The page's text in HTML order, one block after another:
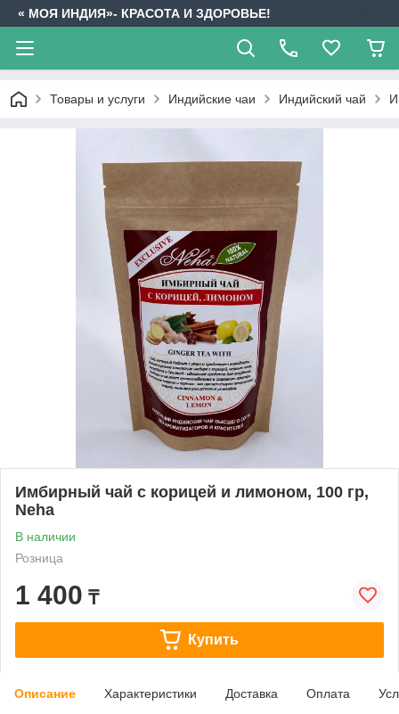
« МОЯ ИНДИЯ»- КРАСОТА И ЗДОРОВЬЕ!
Товары и услуги Индийские чаи Индийский чай
Имбирный чай с корицей и лимоном, 100 гр,
Neha
В наличии
Розница
1 400 ₸
Купить
Описание Характеристики Доставка Оплата